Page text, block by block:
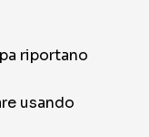
riportano
usando